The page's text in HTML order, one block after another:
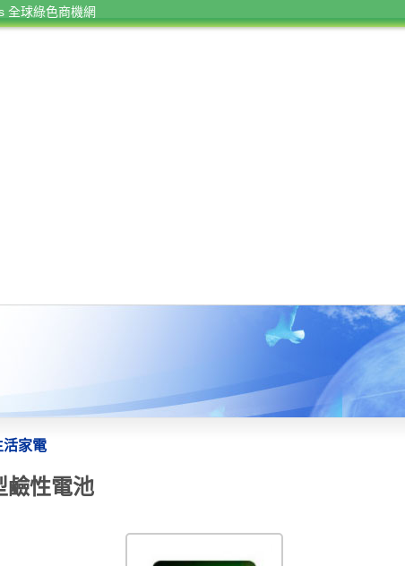
全球綠色商機網
活家電
鹼性電池